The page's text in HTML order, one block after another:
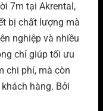
7m tại Akrental,
bị chất lượng mà
nghiệp và nhiều
chỉ giúp tối ưu
chi phí, mà còn
hàng. Bởi